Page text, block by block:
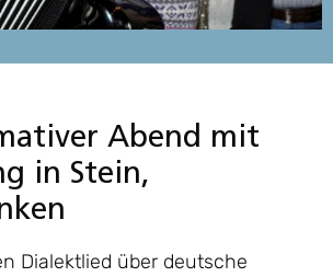
Abend mit
in Stein,
Dialektlied über deutsche